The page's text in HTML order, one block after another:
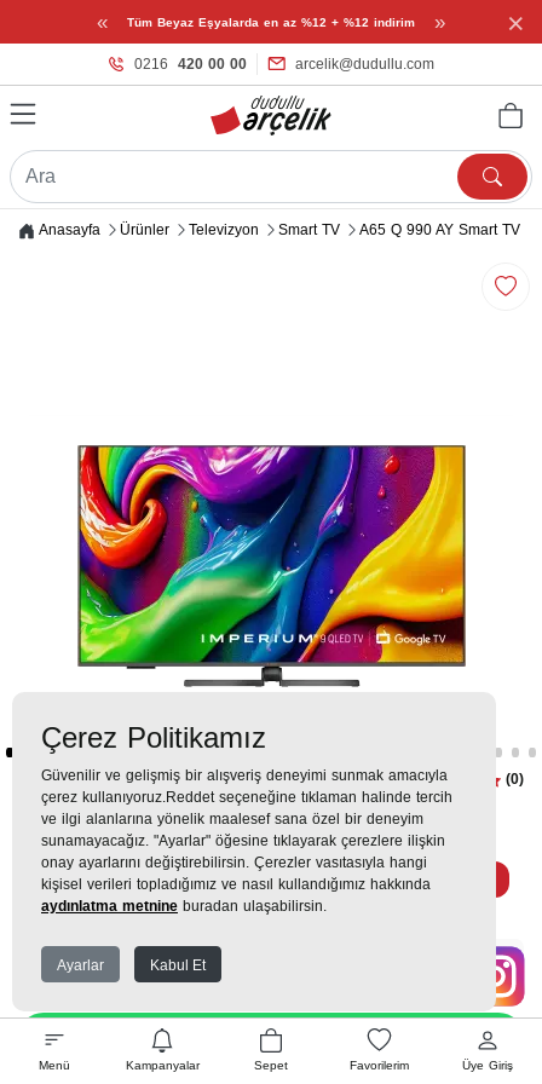
« Tüm Beyaz Eşyalarda en az %12 + %12 indirim » ×
0216 420 00 00 arcelik@dudullu.com
Menü Kampanyalar Sepet Favorilerim Üye Giriş
Anasayfa Ürünler Televizyon Smart TV A65 Q 990 AY Smart TV
A65 Q 990 AY Smart TV (0)
60.799TL
5.945 TLx 9 Taksit =53.503 TL Ekstra İndirim %12 =
EK GARANTİ
WHATSAPP SİPARİŞ
Çerez Politikamız
Güvenilir ve gelişmiş bir alışveriş deneyimi sunmak amacıyla
çerez kullanıyoruz.Reddet seçeneğine tıklaman halinde tercih
ve ilgi alanlarına yönelik maalesef sana özel bir deneyim
sunamayacağız. "Ayarlar" öğesine tıklayarak çerezlere ilişkin
onay ayarlarını değiştirebilirsin. Çerezler vasıtasıyla hangi
kişisel verileri topladığımız ve nasıl kullandığımız hakkında
aydınlatma metnine buradan ulaşabilirsin.
Ayarlar Kabul Et